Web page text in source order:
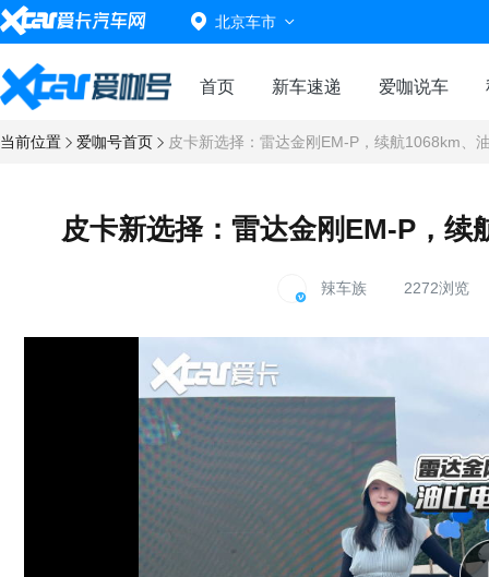
北京车市
首页 新车速递 爱咖说车
当前位置 爱咖号首页 皮卡新选择：雷达金刚EM-P，续航1068km、
皮卡新选择：雷达金刚EM-P，
辣车族 2272浏览